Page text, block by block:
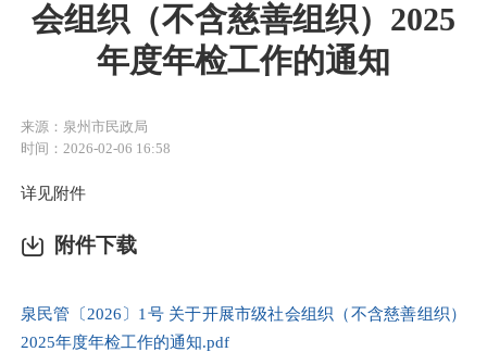
会组织（不含慈善组织）2025
年度年检工作的通知
来源：泉州市民政局
时间：2026-02-06 16:58
详见附件
附件下载
泉民管〔2026〕1号 关于开展市级社会组织（不含慈善组织）
2025年度年检工作的通知.pdf